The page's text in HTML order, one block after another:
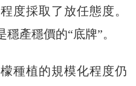
度採取了放任態度。
產穩價的“底牌”。
植的規模化程度仍